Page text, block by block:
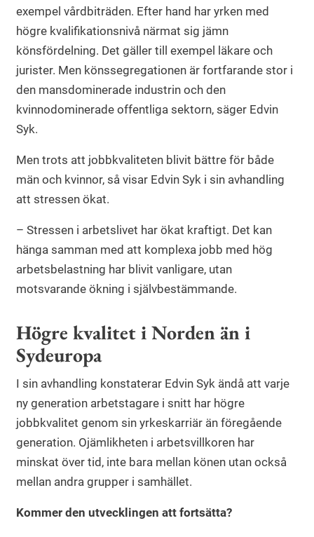
exempel vårdbiträden. Efter hand har yrken med
högre kvalifikationsnivå närmat sig jämn
könsfördelning. Det gäller till exempel läkare och
jurister. Men könssegregationen är fortfarande stor i
den mansdominerade industrin och den
kvinnodominerade offentliga sektorn, säger Edvin
Syk.
Men trots att jobbkvaliteten blivit bättre för både
män och kvinnor, så visar Edvin Syk i sin avhandling
att stressen ökat.
– Stressen i arbetslivet har ökat kraftigt. Det kan
hänga samman med att komplexa jobb med hög
arbetsbelastning har blivit vanligare, utan
motsvarande ökning i självbestämmande.
Högre kvalitet i Norden än i
Sydeuropa
I sin avhandling konstaterar Edvin Syk ändå att varje
ny generation arbetstagare i snitt har högre
jobbkvalitet genom sin yrkeskarriär än föregående
generation. Ojämlikheten i arbetsvillkoren har
minskat över tid, inte bara mellan könen utan också
mellan andra grupper i samhället.
Kommer den utvecklingen att fortsätta?